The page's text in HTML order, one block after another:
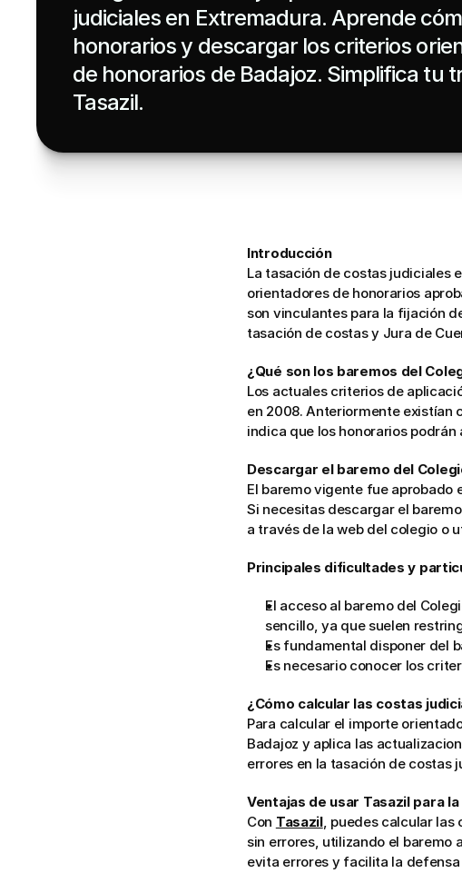
judiciales en Extremadura. Aprende
honorarios y descargar los criterios
de honorarios de Badajoz. Simplifica tu
Tasazil.
Introducción
La tasación de costas judiciales
orientadores de honorarios
son vinculantes para la fijación
tasación de costas y Jura de
¿Qué son los baremos del
Los actuales criterios de
en 2008. Anteriormente existían
indica que los honorarios
Descargar el baremo del
El baremo vigente fue aprobado
Si necesitas descargar el
a través de la web del colegio o
Principales dificultades y
El acceso al baremo del
sencillo, ya que suelen
Es fundamental disponer del
Es necesario conocer los
¿Cómo calcular las costas
Para calcular el importe
Badajoz y aplica las
errores en la tasación de costas
Ventajas de usar Tasazil para
Con Tasazil, puedes calcular las
sin errores, utilizando el baremo
evita errores y facilita la